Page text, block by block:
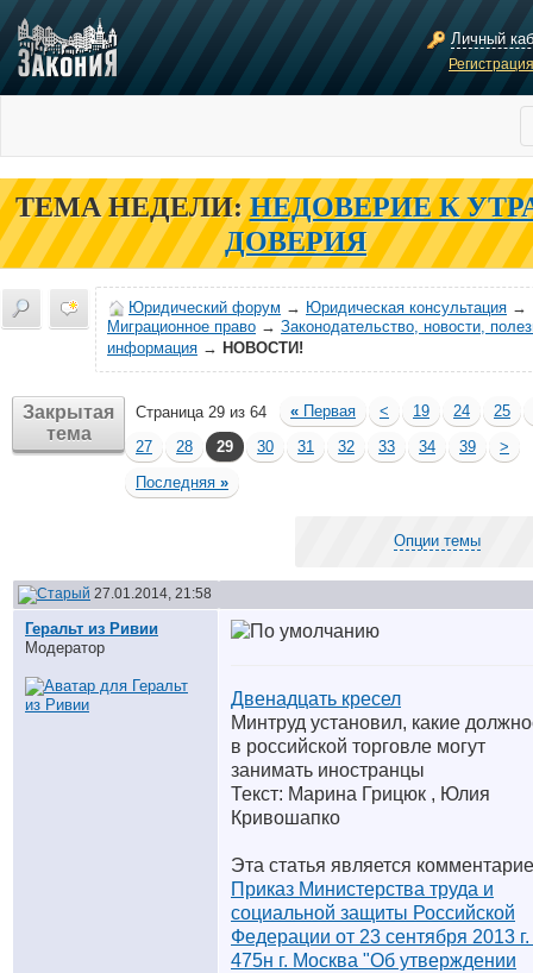
Личный
ТЕМА НЕДЕЛИ: НЕДОВЕРИЕ К
ДОВЕРИЯ
Юридический форум → Юридическая консультация →
Миграционное право → Законодательство, новости,
информация → НОВОСТИ!
Закрытая
тема
Страница 29 из 64 « Первая < 19 24
25
27
28 29 30 31 32 33 34 39
>
Последняя »
Опции темы
27.01.2014, 21:58
Геральт из Ривии
Модератор
Двенадцать кресел
Минтруд установил, какие
в российской торговле могут
занимать иностранцы
Текст: Марина Грицюк , Юлия
Кривошапко
Эта статья является
Приказ Министерства труда и
социальной защиты Российской
Федерации от 23 сентября 2013
475н г. Москва "Об утверждении